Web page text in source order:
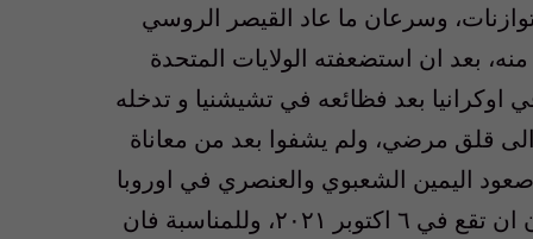
وسرعان ما عاد القيصر الروسي
بعد ان استضعفته الولايات المتحدة
اوكرانيا بعد فظائعه في تشيشنيا و تدخله
الى قلق مرضي، ولم يشفوا بعد من معاناة
صعود اليمين الشعبوي والعنصري في اوروبا
والولايات المتحدة الاميركية التي اهتزت ديمقراطيتها دون ان تقع في ٦ اكتوبر ٢٠٢١، وللمناسبة فان